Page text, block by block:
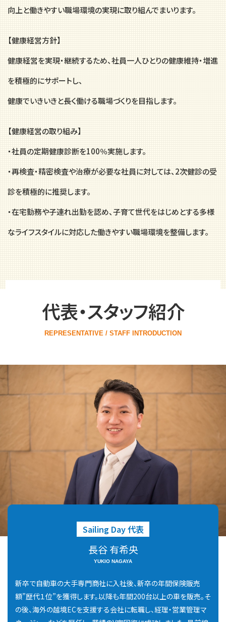
向上と働きやすい職場環境の実現に取り組んでまいります。
【健康経営方針】
健康経営を実現・継続するため、社員一人ひとりの健康維持・増進
を積極的にサポートし、
健康でいきいきと長く働ける職場づくりを目指します。
【健康経営の取り組み】
・社員の定期健康診断を100％実施します。
・再検査・精密検査や治療が必要な社員に対しては、2次健診の受
診を積極的に推奨します。
・在宅勤務や子連れ出勤を認め、子育て世代をはじめとする多様
なライフスタイルに対応した働きやすい職場環境を整備します。
代表・スタッフ紹介
REPRESENTATIVE / STAFF INTRODUCTION
Sailing Day 代表
長谷 有希央
YUKIO NAGAYA
新卒で自動車の大手専門商社に入社後、新卒の年間保険販売
額”歴代１位”を獲得します。以降も年間200台以上の車を販売。そ
の後、海外の越境ECを支援する会社に転職し、経理・営業管理マ